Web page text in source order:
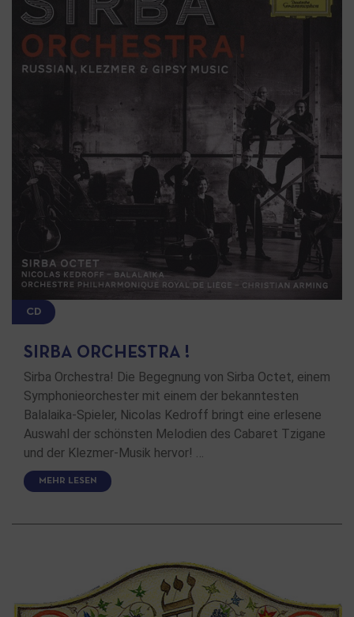
CD
SIRBA ORCHESTRA !
Sirba Orchestra! Die Begegnung von Sirba Octet, einem
Symphonieorchester mit einem der bekanntesten
Balalaika-Spieler, Nicolas Kedroff bringt eine erlesene
Auswahl der schönsten Melodien des Cabaret Tzigane
und der Klezmer-Musik hervor! …
MEHR LESEN